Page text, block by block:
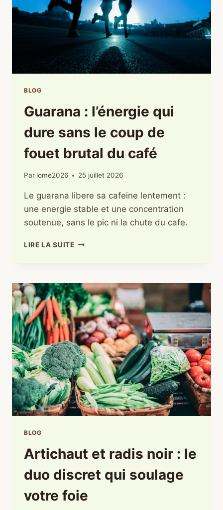
SANS
ARTIFICE
BLOG
Guarana : l’énergie qui
dure sans le coup de
fouet brutal du café
Par lome2026 25 juillet 2026
Le guarana libere sa cafeine lentement :
une energie stable et une concentration
soutenue, sans le pic ni la chute du cafe.
LIRE LA SUITEGUARANA
DURE
SANS
LE
COUP
DE
FOUET
BRUTAL
DU
CAFÉ
BLOG
Artichaut et radis noir : le
duo discret qui soulage
votre foie